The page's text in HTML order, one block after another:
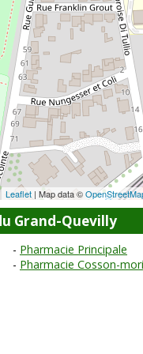
Leaflet | Map data ©
Grand-Quevilly
Pharmacie Principale
Pharmacie Cosson-